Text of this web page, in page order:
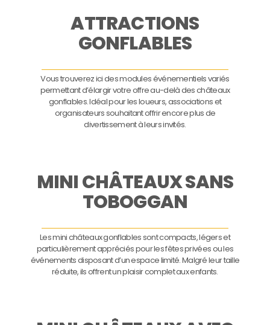
ATTRACTIONS
GONFLABLES
Vous trouverez ici des modules événementiels variés
permettant d’élargir votre offre au-delà des châteaux
gonflables. Idéal pour les loueurs, associations et
organisateurs souhaitant offrir encore plus de
divertissement à leurs invités.
MINI CHÂTEAUX SANS
TOBOGGAN
Les mini châteaux gonflables sont compacts, légers et
particulièrement appréciés pour les fêtes privées ou les
événements disposant d’un espace limité. Malgré leur taille
réduite, ils offrent un plaisir complet aux enfants.